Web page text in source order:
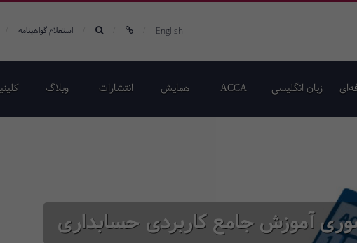
English استعلام گواهینامه
زبان انگلیسی ACCA همایش‌ انتشارات وبلاگ
آموزش جامع کاربردی حسابداری